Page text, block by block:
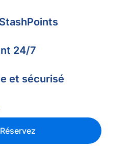
24/7
et sécurisé
Réservez